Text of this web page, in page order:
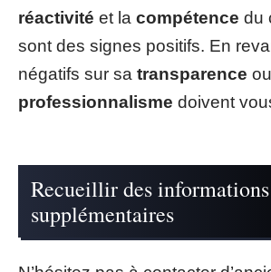
réactivité et la compétence du
sont des signes positifs. En
négatifs sur sa transparence
professionnalisme doivent
Recueillir des informations
supplémentaires